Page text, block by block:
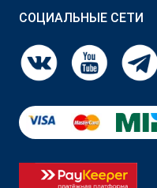
СОЦИАЛЬНЫЕ СЕТИ